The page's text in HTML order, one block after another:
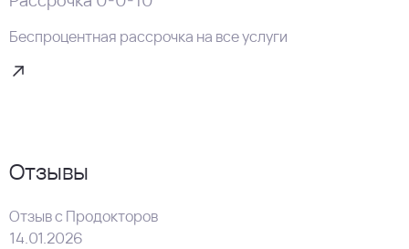
Беспроцентная рассрочка на все услуги
Отзывы
Отзыв с Продокторов
14.01.2026